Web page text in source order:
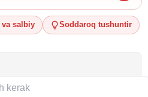
va salbiy Soddaroq tushuntir